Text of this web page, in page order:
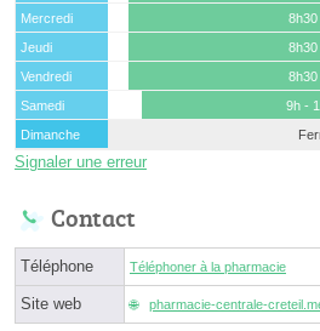
Mercredi
Jeudi
Vendredi
Samedi
9h -
Dimanche
Signaler une erreur
Contact
Téléphone Téléphoner à la pharmacie
Site web pharmacie-centrale-